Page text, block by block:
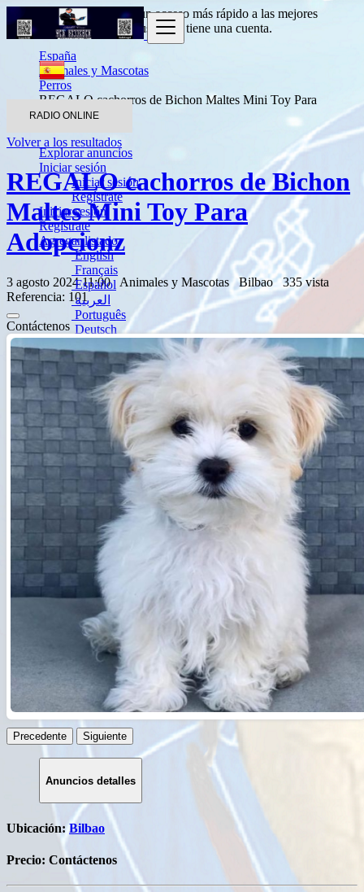
RADIO ONLINE
Explorar anuncios
Iniciar sesión
Iniciar sesión
Regístrate
Iniciar sesión
Regístrate
Agregar listado
English
Français
Español
العربية
Português
Deutsch
Türkçe
Русский
हिन्दी
বাংলা
简体中文
日本語
ไทย
Română
ქართული
Entradapara obtener un acceso más rápido a las mejores
ofertas.
Haga clic aquísi usted no tiene una cuenta.
España
Animales y Mascotas
Perros
REGALO cachorros de Bichon Maltes Mini Toy Para
Adopcionz
Volver a los resultados
REGALO cachorros de Bichon
Maltes Mini Toy Para
Adopcionz
3 agosto 2024 11:00 Animales y Mascotas Bilbao 335 vista
Referencia: 101
Contáctenos
Precedente Siguiente
Anuncios detalles
Ubicación:Bilbao
Precio: Contáctenos